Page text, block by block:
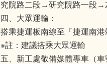
究院路二段→研究院路一段→
四、大眾運輸：
搭乘捷運板南線至「捷運南港
※註：建議搭乘大眾運輸
五、新工處敬備媒體專車（